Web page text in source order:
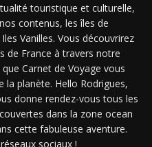
touristique et culturelle,
contenus, les îles de
Vanilles. Vous découvrirez
de France à travers notre
Carnet de Voyage vous
la planète. Hello Rodrigues,
donne rendez-vous tous les
dans la zone ocean
cette fabuleuse aventure.
sociaux !